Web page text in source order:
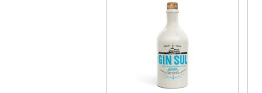
39,95 € inkl. MwSt.
für 0,5l entspricht 79,90 € pro 1 l